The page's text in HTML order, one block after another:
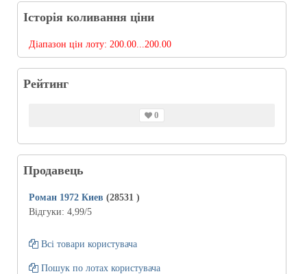
Історія коливання ціни
Діапазон цін лоту: 200.00...200.00
Рейтинг
0
Продавець
Роман 1972 Киев (28531 )
Відгуки: 4,99/5
Всі товари користувача
Пошук по лотах користувача